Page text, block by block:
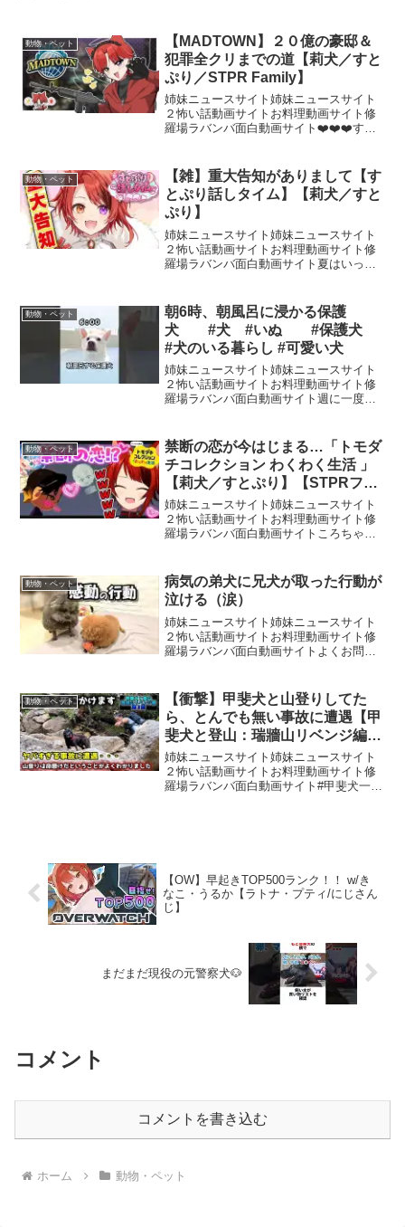
動物・ペット
【MADTOWN】２０億の豪邸＆
犯罪全クリまでの道【莉犬／すと
ぷり／STPR Family】
姉妹ニュースサイト姉妹ニュースサイト
２怖い話動画サイトお料理動画サイト修
羅場ラバンバ面白動画サイト❤️❤️❤️すと
き！ ❤️❤️❤️⋰ワンマンライブのリター
ンズ！？！⋱໒꒱...
動物・ペット
【雑】重大告知がありまして【す
とぷり話しタイム】【莉犬／すと
ぷり】
姉妹ニュースサイト姉妹ニュースサイト
２怖い話動画サイトお料理動画サイト修
羅場ラバンバ面白動画サイト夏はいっぱ
楽しみにおねがいします！！！#莉犬 #莉
犬くん #すとぷり----...
動物・ペット
朝6時、朝風呂に浸かる保護
犬 #犬 #いぬ #保護犬
#犬のいる暮らし #可愛い犬
姉妹ニュースサイト姉妹ニュースサイト
２怖い話動画サイトお料理動画サイト修
羅場ラバンバ面白動画サイト週に一度の
ころを保護されたわんちゃん。今では毎
週のお風呂を楽しみにして...
動物・ペット
禁断の恋が今はじまる…「トモダ
チコレクション わくわく生活 」
【莉犬／すとぷり】【STPRファ
ミリー】
姉妹ニュースサイト姉妹ニュースサイト
２怖い話動画サイトお料理動画サイト修
羅場ラバンバ面白動画サイトころちゃん
インチャンネル!!🍓🍓サブチャンネ...
動物・ペット
病気の弟犬に兄犬が取った行動が
泣ける（涙）
姉妹ニュースサイト姉妹ニュースサイト
２怖い話動画サイトお料理動画サイト修
羅場ラバンバ面白動画サイトよくお問い
【お問い合わせ先】
meisumika1@gmail.com...
動物・ペット
【衝撃】甲斐犬と山登りしてた
ら、とんでも無い事故に遭遇【甲
斐犬と登山：瑞牆山リベンジ編
第２話】
姉妹ニュースサイト姉妹ニュースサイト
２怖い話動画サイトお料理動画サイト修
羅場ラバンバ面白動画サイト#甲斐犬一休
【OW】早起きTOP500ランク！！ w/き
なこ・うるか【ラトナ・プティ/にじさん
じ】
まだまだ現役の元警察犬🐶
コメント
コメントを書き込む
ホーム 動物・ペット